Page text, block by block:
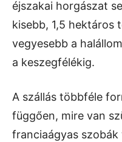
éjszakai horgászat
kisebb, 1,5 hektáros
vegyesebb a
a keszegfélékig.
A szállás többféle
függően, mire van
franciaágyas